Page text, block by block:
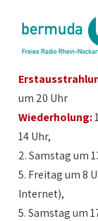
um 20 Uhr
Wiederholung:
14 Uhr,
2. Samstag um
5. Freitag um 8
Internet),
5. Samstag um
1:00
2:00
3:00
5:00